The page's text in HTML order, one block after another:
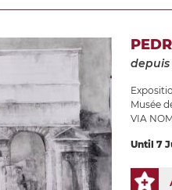
depuis
Musée
VIA
Until 7